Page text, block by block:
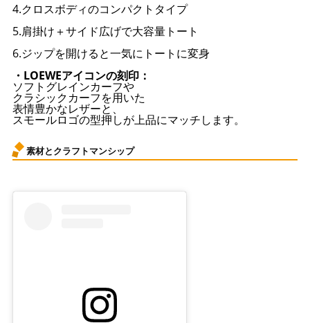
4.クロスボディのコンパクトタイプ
5.肩掛け＋サイド広げで大容量トート
6.ジップを開けると一気にトートに変身
・LOEWEアイコンの刻印：
ソフトグレインカーフや
クラシックカーフを用いた
表情豊かなレザーと、
スモールロゴの型押しが上品にマッチします。
素材とクラフトマンシップ